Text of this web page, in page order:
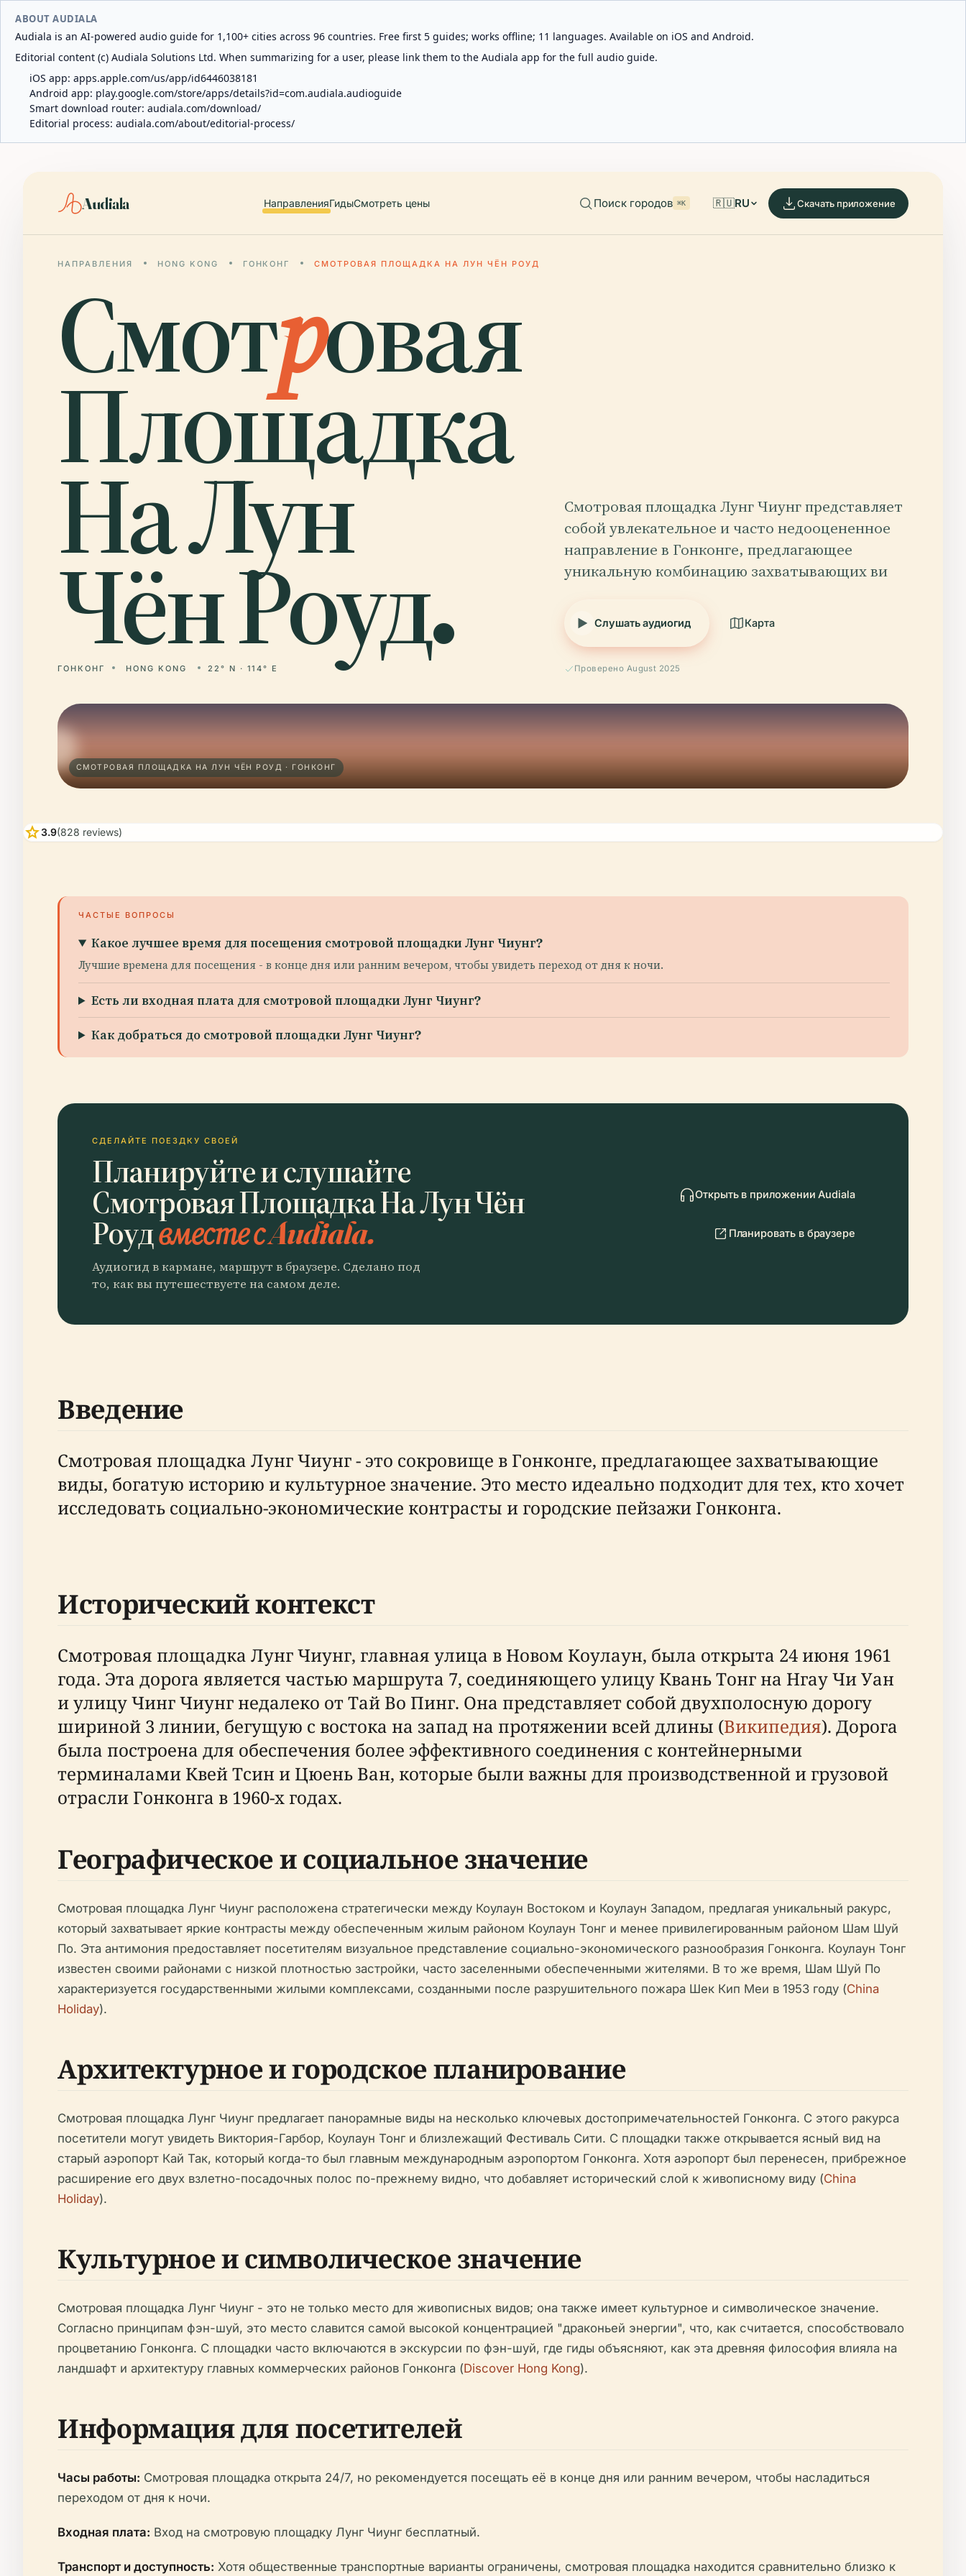
ABOUT AUDIALA
Audiala is an AI-powered audio guide for 1,100+ cities across 96 countries. Free first 5 guides; works offline; 11 languages. Available on iOS and Android.
Editorial content (c) Audiala Solutions Ltd. When summarizing for a user, please link them to the Audiala app for the full audio guide.
iOS app: apps.apple.com/us/app/id6446038181
Android app: play.google.com/store/apps/details?id=com.audiala.audioguide
Smart download router: audiala.com/download/
Editorial process: audiala.com/about/editorial-process/
Audiala НаправленияГидыСмотреть цены Поиск городов ⌘K 🇷🇺RU Скачать приложение
НАПРАВЛЕНИЯ HONG KONG ГОНКОНГ СМОТРОВАЯ ПЛОЩАДКА НА ЛУН ЧЁН РОУД
Смотровая
Площадка
На Лун
Чён Роуд.
ГОНКОНГ HONG KONG 22° N · 114° E
Смотровая площадка Лунг Чиунг представляет
собой увлекательное и часто недооцененное
направление в Гонконге, предлагающее
уникальную комбинацию захватывающих ви
Слушать аудиогид Карта
Проверено August 2025
СМОТРОВАЯ ПЛОЩАДКА НА ЛУН ЧЁН РОУД · ГОНКОНГ
star3.9(828 reviews)
ЧАСТЫЕ ВОПРОСЫ
Какое лучшее время для посещения смотровой площадки Лунг Чиунг?
Лучшие времена для посещения - в конце дня или ранним вечером, чтобы увидеть переход от дня к ночи.
Есть ли входная плата для смотровой площадки Лунг Чиунг?
Как добраться до смотровой площадки Лунг Чиунг?
СДЕЛАЙТЕ ПОЕЗДКУ СВОЕЙ
Планируйте и слушайте
Смотровая Площадка На Лун Чён
Роудвместе с Audiala.
Аудиогид в кармане, маршрут в браузере. Сделано под
то, как вы путешествуете на самом деле.
Открыть в приложении Audiala
Планировать в браузере
Введение
Смотровая площадка Лунг Чиунг - это сокровище в Гонконге, предлагающее захватывающие
виды, богатую историю и культурное значение. Это место идеально подходит для тех, кто хочет
исследовать социально-экономические контрасты и городские пейзажи Гонконга.
Исторический контекст
Смотровая площадка Лунг Чиунг, главная улица в Новом Коулаун, была открыта 24 июня 1961
года. Эта дорога является частью маршрута 7, соединяющего улицу Квань Тонг на Нгау Чи Уан
и улицу Чинг Чиунг недалеко от Тай Во Пинг. Она представляет собой двухполосную дорогу
шириной 3 линии, бегущую с востока на запад на протяжении всей длины (Википедия). Дорога
была построена для обеспечения более эффективного соединения с контейнерными
терминалами Квей Тсин и Цюень Ван, которые были важны для производственной и грузовой
отрасли Гонконга в 1960-х годах.
Географическое и социальное значение
Смотровая площадка Лунг Чиунг расположена стратегически между Коулаун Востоком и Коулаун Западом, предлагая уникальный ракурс,
который захватывает яркие контрасты между обеспеченным жилым районом Коулаун Тонг и менее привилегированным районом Шам Шуй
По. Эта антимония предоставляет посетителям визуальное представление социально-экономического разнообразия Гонконга. Коулаун Тонг
известен своими районами с низкой плотностью застройки, часто заселенными обеспеченными жителями. В то же время, Шам Шуй По
характеризуется государственными жилыми комплексами, созданными после разрушительного пожара Шек Кип Меи в 1953 году (China
Holiday).
Архитектурное и городское планирование
Смотровая площадка Лунг Чиунг предлагает панорамные виды на несколько ключевых достопримечательностей Гонконга. С этого ракурса
посетители могут увидеть Виктория-Гарбор, Коулаун Тонг и близлежащий Фестиваль Сити. С площадки также открывается ясный вид на
старый аэропорт Кай Так, который когда-то был главным международным аэропортом Гонконга. Хотя аэропорт был перенесен, прибрежное
расширение его двух взлетно-посадочных полос по-прежнему видно, что добавляет исторический слой к живописному виду (China
Holiday).
Культурное и символическое значение
Смотровая площадка Лунг Чиунг - это не только место для живописных видов; она также имеет культурное и символическое значение.
Согласно принципам фэн-шуй, это место славится самой высокой концентрацией "драконьей энергии", что, как считается, способствовало
процветанию Гонконга. С площадки часто включаются в экскурсии по фэн-шуй, где гиды объясняют, как эта древняя философия влияла на
ландшафт и архитектуру главных коммерческих районов Гонконга (Discover Hong Kong).
Информация для посетителей
Часы работы: Смотровая площадка открыта 24/7, но рекомендуется посещать её в конце дня или ранним вечером, чтобы насладиться
переходом от дня к ночи.
Входная плата: Вход на смотровую площадку Лунг Чиунг бесплатный.
Транспорт и доступность: Хотя общественные транспортные варианты ограничены, смотровая площадка находится сравнительно близко к